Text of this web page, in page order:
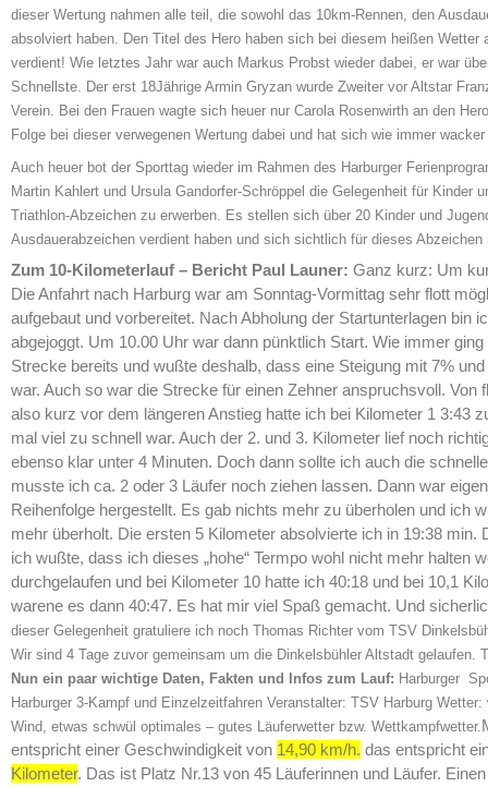
dieser Wertung nahmen alle teil, die sowohl das 10km-Rennen, den
absolviert haben. Den Titel des Hero haben sich bei diesem heißen Wetter
verdient! Wie letztes Jahr war auch Markus Probst wieder dabei, er war
Schnellste. Der erst 18Jährige Armin Gryzan wurde Zweiter vor Altstar
Verein. Bei den Frauen wagte sich heuer nur Carola Rosenwirth an den
Folge bei dieser verwegenen Wertung dabei und hat sich wie immer
Auch heuer bot der Sporttag wieder im Rahmen des Harburger
Martin Kahlert und Ursula Gandorfer-Schröppel die Gelegenheit für Kinder
Triathlon-Abzeichen zu erwerben. Es stellen sich über 20 Kinder und
Ausdauerabzeichen verdient haben und sich sichtlich für dieses
Zum 10-Kilometerlauf – Bericht Paul Launer: Ganz kurz: Um
Die Anfahrt nach Harburg war am Sonntag-Vormittag sehr flott
aufgebaut und vorbereitet. Nach Abholung der Startunterlagen bin
abgejoggt. Um 10.00 Uhr war dann pünktlich Start. Wie immer
Strecke bereits und wußte deshalb, dass eine Steigung mit 7%
war. Auch so war die Strecke für einen Zehner anspruchsvoll. Von
also kurz vor dem längeren Anstieg hatte ich bei Kilometer 1 3:43
mal viel zu schnell war. Auch der 2. und 3. Kilometer lief noch
ebenso klar unter 4 Minuten. Doch dann sollte ich auch die
musste ich ca. 2 oder 3 Läufer noch ziehen lassen. Dann war
Reihenfolge hergestellt. Es gab nichts mehr zu überholen und ich
mehr überholt. Die ersten 5 Kilometer absolvierte ich in 19:38 min.
ich wußte, dass ich dieses „hohe“ Termpo wohl nicht mehr halten
durchgelaufen und bei Kilometer 10 hatte ich 40:18 und bei 10,1
warene es dann 40:47. Es hat mir viel Spaß gemacht. Und
dieser Gelegenheit gratuliere ich noch Thomas Richter vom TSV
Wir sind 4 Tage zuvor gemeinsam um die Dinkelsbühler Altstadt gelaufen.
Nun ein paar wichtige Daten, Fakten und Infos zum Lauf: Harburger
Harburger 3-Kampf und Einzelzeitfahren Veranstalter: TSV Harburg
Wind, etwas schwül optimales – gutes Läuferwetter bzw. Wettkampfwetter.
entspricht einer Geschwindigkeit von 14,90 km/h. das entspricht
Kilometer. Das ist Platz Nr.13 von 45 Läuferinnen und Läufer.